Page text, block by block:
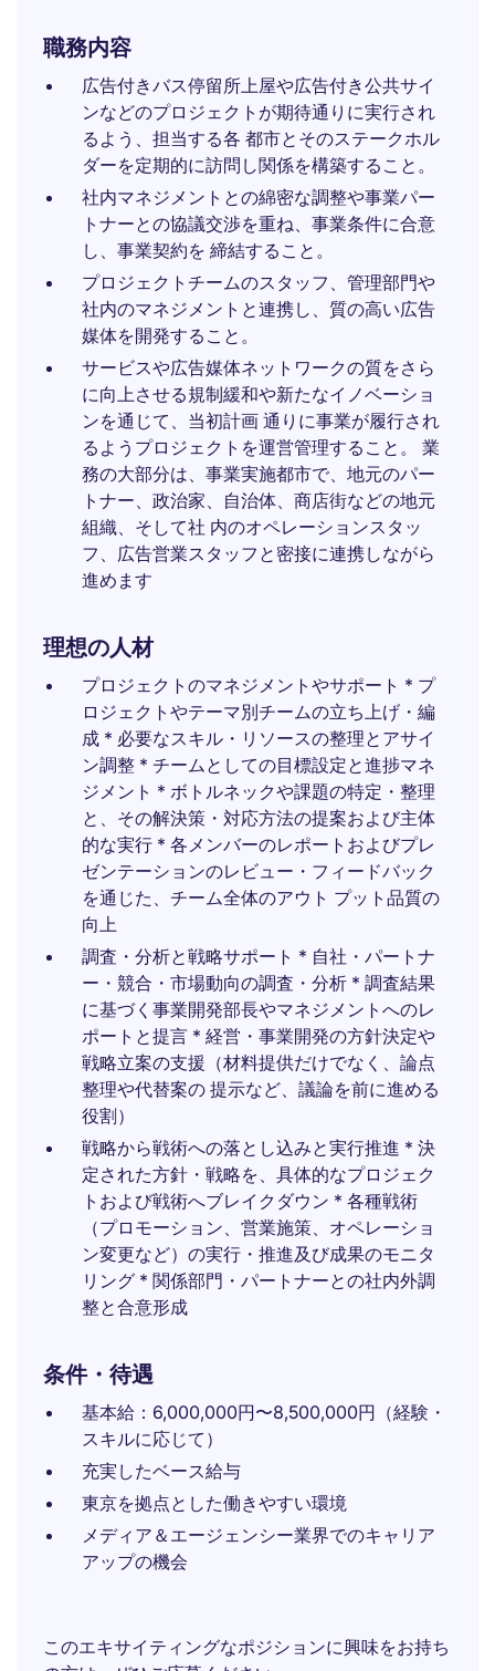
職務内容
広告付きバス停留所上屋や広告付き公共サイ
ンなどのプロジェクトが期待通りに実行され
るよう、担当する各 都市とそのステークホル
ダーを定期的に訪問し関係を構築すること。
社内マネジメントとの綿密な調整や事業パー
トナーとの協議交渉を重ね、事業条件に合意
し、事業契約を 締結すること。
プロジェクトチームのスタッフ、管理部門や
社内のマネジメントと連携し、質の高い広告
媒体を開発すること。
サービスや広告媒体ネットワークの質をさら
に向上させる規制緩和や新たなイノベーショ
ンを通じて、当初計画 通りに事業が履行され
るようプロジェクトを運営管理すること。 業
務の大部分は、事業実施都市で、地元のパー
トナー、政治家、自治体、商店街などの地元
組織、そして社 内のオペレーションスタッ
フ、広告営業スタッフと密接に連携しながら
進めます
理想の人材
プロジェクトのマネジメントやサポート * プ
ロジェクトやテーマ別チームの立ち上げ・編
成 * 必要なスキル・リソースの整理とアサイ
ン調整 * チームとしての目標設定と進捗マネ
ジメント * ボトルネックや課題の特定・整理
と、その解決策・対応方法の提案および主体
的な実行 * 各メンバーのレポートおよびプレ
ゼンテーションのレビュー・フィードバック
を通じた、チーム全体のアウト プット品質の
向上
調査・分析と戦略サポート * 自社・パートナ
ー・競合・市場動向の調査・分析 * 調査結果
に基づく事業開発部長やマネジメントへのレ
ポートと提言 * 経営・事業開発の方針決定や
戦略立案の支援（材料提供だけでなく、論点
整理や代替案の 提示など、議論を前に進める
役割）
戦略から戦術への落とし込みと実行推進 * 決
定された方針・戦略を、具体的なプロジェク
トおよび戦術へブレイクダウン * 各種戦術
（プロモーション、営業施策、オペレーショ
ン変更など）の実行・推進及び成果のモニタ
リング * 関係部門・パートナーとの社内外調
整と合意形成
条件・待遇
基本給：6,000,000円〜8,500,000円（経験・
スキルに応じて）
充実したベース給与
東京を拠点とした働きやすい環境
メディア＆エージェンシー業界でのキャリア
アップの機会
このエキサイティングなポジションに興味をお持ち